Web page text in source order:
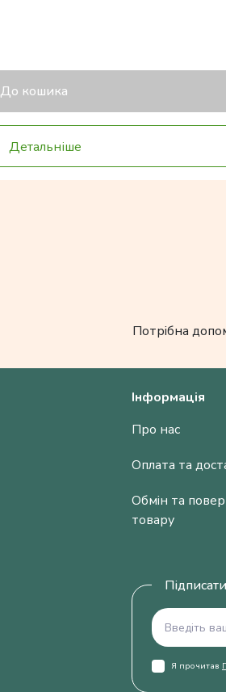
До кошика
Детальніше
Потрібна
Інформація
Про нас
Оплата та
Обмін та
товару
Я прочитав